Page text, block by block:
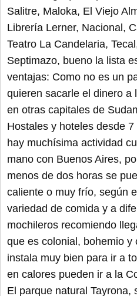
Salitre, Maloka, El Viejo
Librería Lerner, Nacional,
Teatro La Candelaria,
Septimazo, bueno la lista
ventajas: Como no es un
quieren sacarle el dinero a
en otras capitales de
Hostales y hoteles desde
hay muchísima actividad
mano con Buenos Aires,
menos de dos horas se
caliente o muy frío, según
variedad de comida y a
mochileros recomiendo
que es colonial, bohemio
instala muy bien para ir a
en calores pueden ir a la
El parque natural Tayrona,